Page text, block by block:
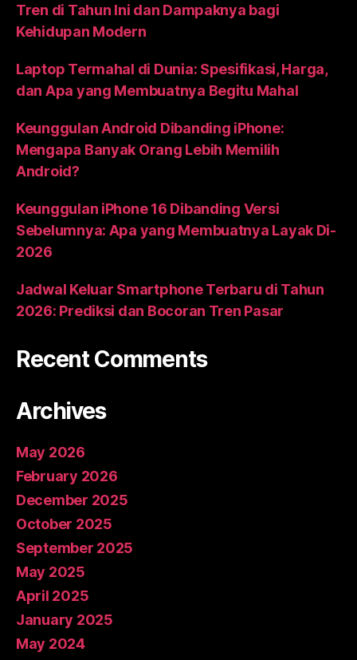
Tren di Tahun Ini dan Dampaknya bagi
Kehidupan Modern
Laptop Termahal di Dunia: Spesifikasi, Harga,
dan Apa yang Membuatnya Begitu Mahal
Keunggulan Android Dibanding iPhone:
Mengapa Banyak Orang Lebih Memilih
Android?
Keunggulan iPhone 16 Dibanding Versi
Sebelumnya: Apa yang Membuatnya Layak Di-
2026
Jadwal Keluar Smartphone Terbaru di Tahun
2026: Prediksi dan Bocoran Tren Pasar
Recent Comments
Archives
May 2026
February 2026
December 2025
October 2025
September 2025
May 2025
April 2025
January 2025
May 2024